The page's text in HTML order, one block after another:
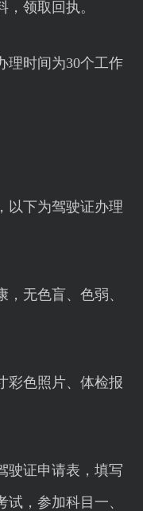
领取回执。
理时间为30个工作
以下为驾驶证办理
无色盲、色弱、
彩色照片、体检报
驶证申请表，填写
，参加科目一、